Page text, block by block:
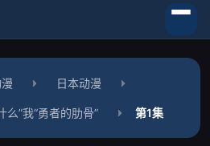
日本动漫
么”我“勇者的肋骨” 第1集